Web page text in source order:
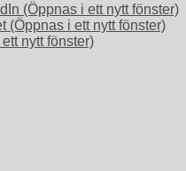
(Öppnas i ett nytt fönster)
(Öppnas i ett nytt fönster)
nytt fönster)